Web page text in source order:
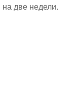
две недели.